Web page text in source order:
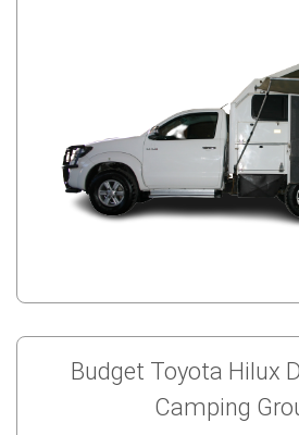
Budget Toyota Hilux
Camping